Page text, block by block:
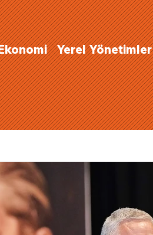
Yerel Yönetimler